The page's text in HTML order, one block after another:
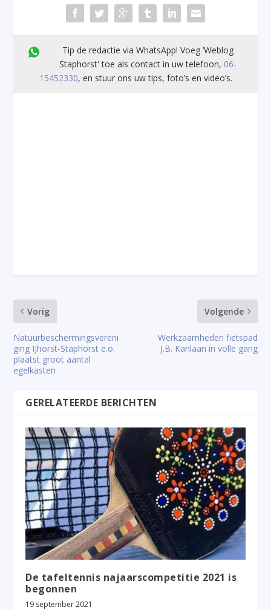
Tip de redactie via WhatsApp! Voeg ’Weblog
Staphorst' toe als contact in uw telefoon, 06-
15452330, en stuur ons uw tips, foto’s en video’s.
Vorig
Natuurbeschermingsvereni
ging IJhorst-Staphorst e.o.
plaatst groot aantal
egelkasten
Volgende
Werkzaamheden fietspad
J.B. Kanlaan in volle gang
GERELATEERDE BERICHTEN
De tafeltennis najaarscompetitie 2021 is
begonnen
19 september 2021